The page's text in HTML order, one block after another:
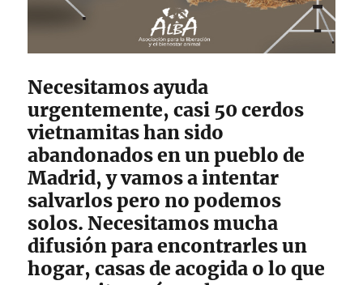
Necesitamos ayuda
urgentemente, casi 50 cerdos
vietnamitas han sido
abandonados en un pueblo de
Madrid, y vamos a intentar
salvarlos pero no podemos
solos. Necesitamos mucha
difusión para encontrarles un
hogar, casas de acogida o lo que